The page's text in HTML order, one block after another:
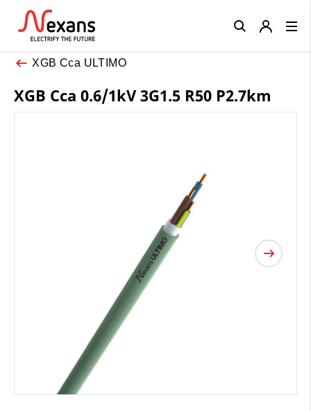
XGB Cca ULTIMO
XGB Cca 0.6/1kV 3G1.5 R50 P2.7km
Close